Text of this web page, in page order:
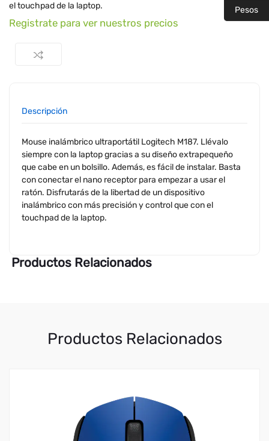
el touchpad de la laptop.
Registrate para ver nuestros precios
Descripción
Mouse inalámbrico ultraportátil Logitech M187. Llévalo
siempre con la laptop gracias a su diseño extrapequeño
que cabe en un bolsillo. Además, es fácil de instalar. Basta
con conectar el nano receptor para empezar a usar el
ratón. Disfrutarás de la libertad de un dispositivo
inalámbrico con más precisión y control que con el
touchpad de la laptop.
Productos Relacionados
Productos Relacionados
Pesos